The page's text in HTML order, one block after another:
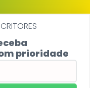
prioridade